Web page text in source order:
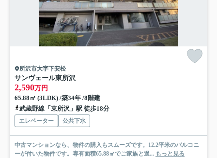
所沢市大字下安松
サンヴェール東所沢
2,590万円
65.88㎡ (3LDK) /築34年 /8階建
武蔵野線「東所沢」駅 徒歩18分
エレベーター 公共下水
中古マンションなら、物件の購入もスムーズです。12.2平米のバルコニ
ーが付いた物件です。専有面積65.88㎡でご家族と過... もっと見る